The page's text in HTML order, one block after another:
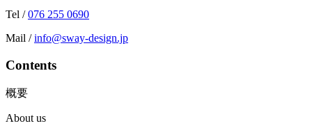
Tel /076 255 0690
Mail /info@sway-design.jp
Contents
概要
About us